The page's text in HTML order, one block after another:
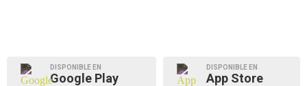
DISPONIBLE EN
Google Play
DISPONIBLE EN
App Store